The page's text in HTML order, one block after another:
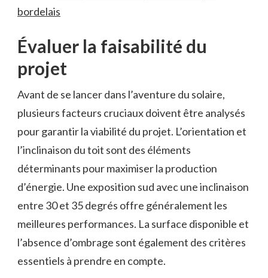
bordelais
Évaluer la faisabilité du
projet
Avant de se lancer dans l’aventure du solaire,
plusieurs facteurs cruciaux doivent être analysés
pour garantir la viabilité du projet. L’orientation et
l’inclinaison du toit sont des éléments
déterminants pour maximiser la production
d’énergie. Une exposition sud avec une inclinaison
entre 30 et 35 degrés offre généralement les
meilleures performances. La surface disponible et
l’absence d’ombrage sont également des critères
essentiels à prendre en compte.